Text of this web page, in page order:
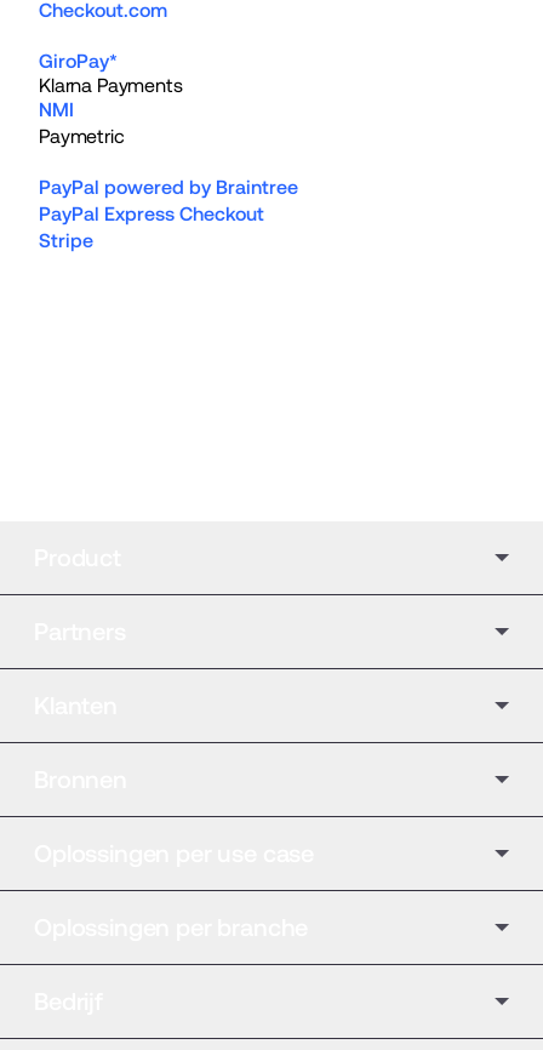
Checkout.com
GiroPay*
Klarna Payments
NMI
Paymetric
PayPal powered by Braintree
PayPal Express Checkout
Stripe